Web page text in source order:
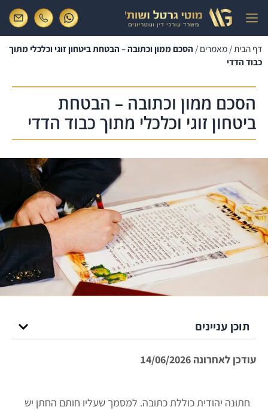
דף הבית/ מאמרים / הסכם ממון וכתובה – הבטחת ביטחון זוגי וכלכלי מתוך
כבוד הדדי
הסכם ממון וכתובה – הבטחת
ביטחון זוגי וכלכלי מתוך כבוד הדדי
תוכן עניינים
עודכן לאחרונה 14/06/2026
חתונה יהודית כוללת כתובה. למסמך שעליו חותם החתן יש